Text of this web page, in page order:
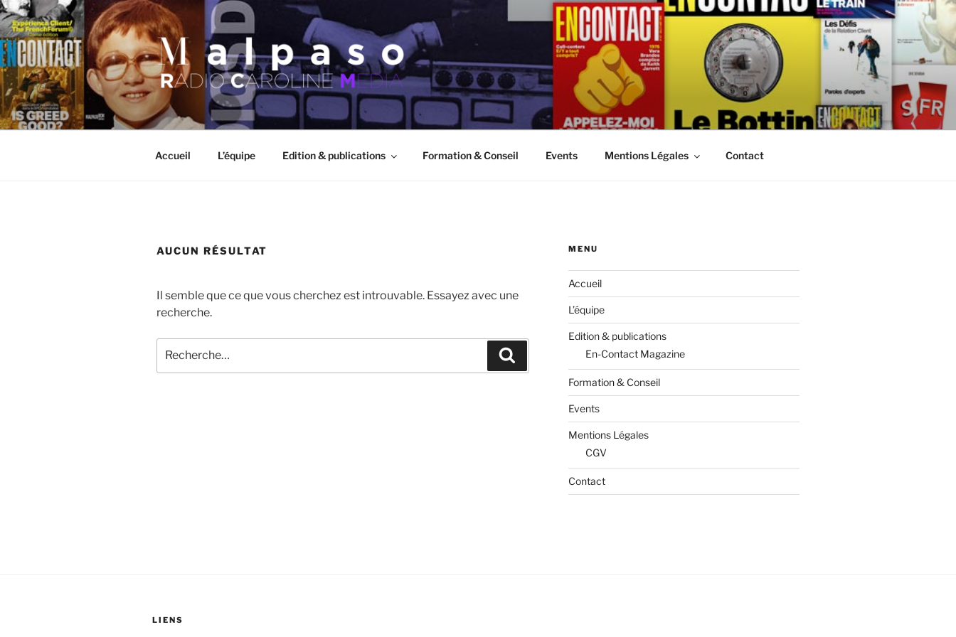
Aller
au
contenu
principal
MALPASO
Accueil L’équipe Edition & publications Formation & Conseil Events Mentions Légales Contact
AUCUN RÉSULTAT
Il semble que ce que vous cherchez est introuvable. Essayez avec une
recherche.
pour
MENU
Accueil
L’équipe
Edition & publications
En-Contact Magazine
Formation & Conseil
Events
Mentions Légales
CGV
Contact
LIENS